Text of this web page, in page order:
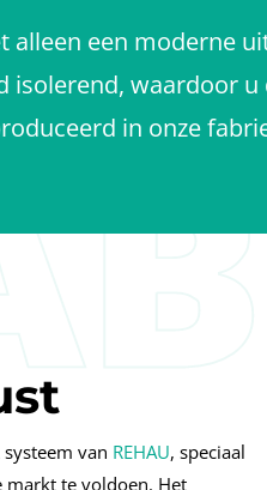
alleen een moderne
isolerend, waardoor
in onze
van REHAU, speciaal
markt te voldoen. Het